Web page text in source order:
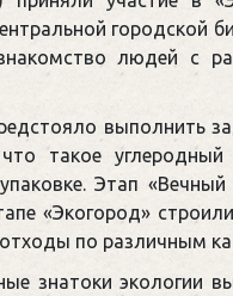
городской
людей с
выполнить
такое
Этап
«Экогород»
по различным
знатоки экологии